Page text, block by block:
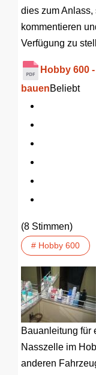
dies zum
kommentieren
Verfügung zu
Hobby 600
bauenBeliebt
(8 Stimmen)
# Hobby 600
Bauanleitung für
Nasszelle im
anderen